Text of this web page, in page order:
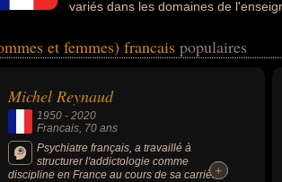
variés dans les domaines de
écrivain, essayiste, biologiste ou zoologiste.
et femmes) francais populaires
Michel Reynaud
1950 - 2020
Francais, 70 ans
Psychiatre français, a travaillé à
structurer l'addictologie comme
discipline en France au cours de sa carrière
+
+